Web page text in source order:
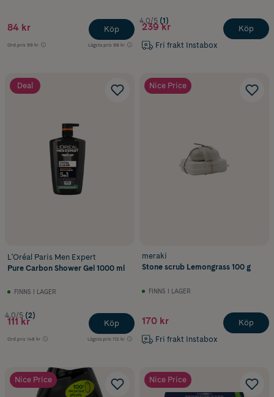
84 kr
Ord.pris 99 kr Lägsta pris 98 kr
Köp
4.0/5 (1)
239 kr
Fri frakt Instabox
Köp
Deal
L'Oréal Paris Men Expert
Pure Carbon Shower Gel 1000 ml
FINNS I LAGER
4.0/5 (2)
111 kr
Ord.pris 148 kr Lägsta pris 112 kr
Köp
Nice Price
meraki
Stone scrub Lemongrass 100 g
FINNS I LAGER
170 kr
Fri frakt Instabox
Köp
Nice Price Nice Price